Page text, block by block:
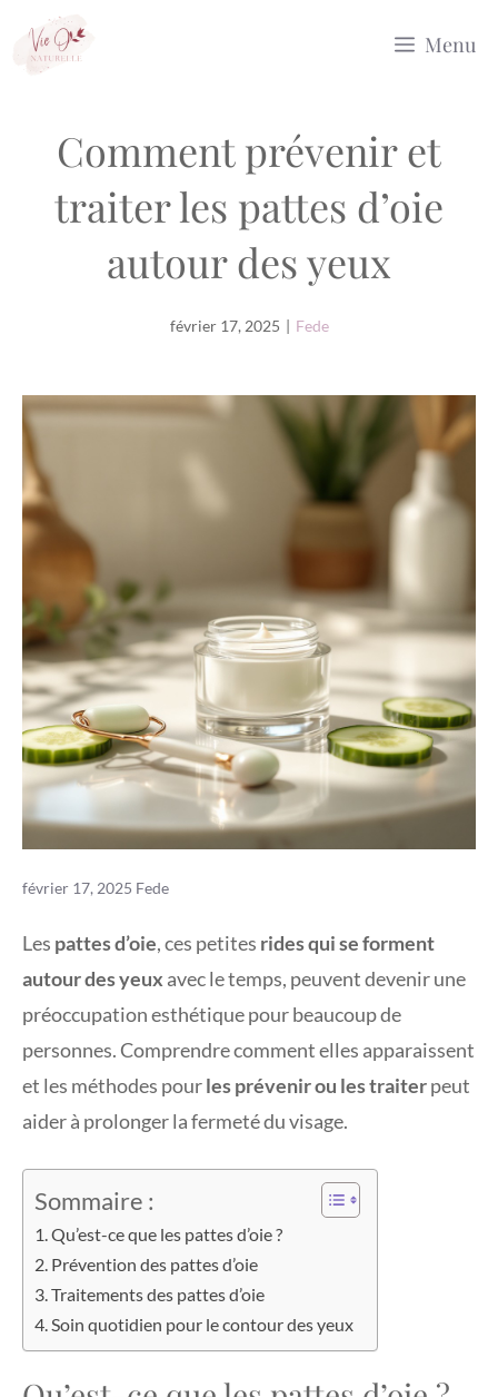
Menu
Comment prévenir et
traiter les pattes d’oie
autour des yeux
février 17, 2025 | Fede
février 17, 2025 Fede
Les pattes d’oie, ces petites rides qui se forment
autour des yeux avec le temps, peuvent devenir une
préoccupation esthétique pour beaucoup de
personnes. Comprendre comment elles apparaissent
et les méthodes pourles prévenir ou les traiterpeut
aider à prolonger la fermeté du visage.
Sommaire :
Qu’est-ce que les pattes d’oie ?
Prévention des pattes d’oie
Traitements des pattes d’oie
Soin quotidien pour le contour des yeux